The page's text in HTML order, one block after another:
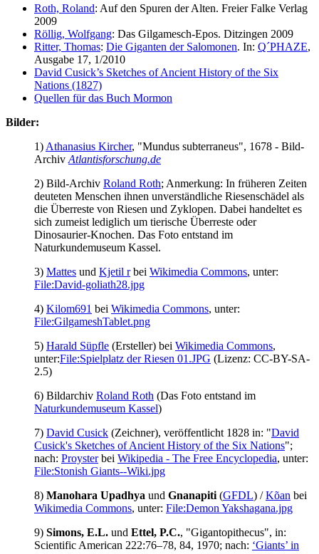
Roth, Roland: Auf den Spuren der Alten. Freier Falke Verlag
2009
Röllig, Wolfgang: Das Gilgamesch-Epos. Ditzingen 2009
Ritter, Thomas: Die Giganten der Salomonen. In: Q´PHAZE,
Ausgabe 17, 1/2010
David Cusick’s Sketches of Ancient History of the Six
Nations (1827)
Quellen für das Buch Mormon
Bilder:
1)Athanasius Kircher, "Mundus subterraneus", 1678 - Bild-
ArchivAtlantisforschung.de
2) Bild-Archiv Roland Roth; Anmerkung: In früheren Zeiten
deuteten Menschen ihnen unverständliche Riesenschädel als
die Überreste von Riesen und Zyklopen. Dabei handeltet es
sich zumeist lediglich um tierische Überreste oder
Dinosaurier-Knochen. Das Foto entstand im
Naturkundemuseum Kassel.
3) Mattes und Kjetil rbei Wikimedia Commons, unter:
File:David-goliath28.jpg
4) Kilom691 bei Wikimedia Commons, unter:
File:GilgameshTablet.png
5) Harald Süpfle (Ersteller) bei Wikimedia Commons,
unter:File:Spielplatz der Riesen 01.JPG (Lizenz: CC-BY-SA-
2.5)
6) Bildarchiv Roland Roth (Das Foto entstand im
Naturkundemuseum Kassel)
7) David Cusick (Zeichner), veröffentlicht 1828 in: "David
Cusick's Sketches of Ancient History of the Six Nations";
nach: Proysterbei Wikipedia - The Free Encyclopedia, unter:
File:Stonish Giants--Wiki.jpg
8) Manohara Upadhya und Gnanapiti(GFDL) /Kõan bei
Wikimedia Commons, unter: File:Demon Yakshagana.jpg
9) Simons, E.L. und Ettel, P.C., "Gigantopithecus", in:
Scientific American 222:76–78, 84, 1970; nach: ‘Giants’ in